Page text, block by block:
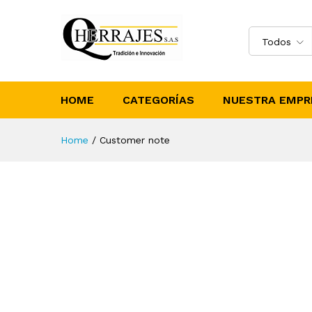
Todos
HOME CATEGORÍAS NUESTRA
Home / Customer note